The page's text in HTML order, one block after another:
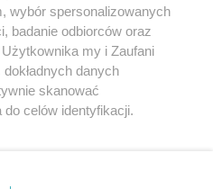
wybór spersonalizowanych
badanie odbiorców oraz
Użytkownika my i Zaufani
danych
skanować
celów identyfikacji.